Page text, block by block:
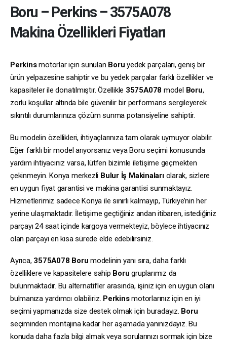
Boru – Perkins–3575A078
Makina Özellikleri Fiyatları
Perkinsmotorlar için sunulan Boru yedek parçaları, geniş bir
ürün yelpazesine sahiptir ve bu yedek parçalar farklı özellikler ve
kapasiteler ile donatılmıştır. Özellikle 3575A078 model Boru,
zorlu koşullar altında bile güvenilir bir performans sergileyerek
sıkıntılı durumlarınıza çözüm sunma potansiyeline sahiptir.
Bu modelin özellikleri, ihtiyaçlarınıza tam olarak uymuyor olabilir.
Eğer farklı bir model arıyorsanız veya Boru seçimi konusunda
yardım ihtiyacınız varsa, lütfen bizimle iletişime geçmekten
çekinmeyin. Konya merkezli Bulur İş Makinalarıolarak, sizlere
en uygun fiyat garantisi ve makina garantisi sunmaktayız.
Hizmetlerimiz sadece Konya ile sınırlı kalmayıp, Türkiye’nin her
yerine ulaşmaktadır. İletişime geçtiğiniz andan itibaren, istediğiniz
parçayı 24 saat içinde kargoya vermekteyiz, böylece ihtiyacınız
olan parçayı en kısa sürede elde edebilirsiniz.
Ayrıca, 3575A078 Boru modelinin yanı sıra, daha farklı
özelliklere ve kapasitelere sahip Boru gruplarımız da
bulunmaktadır. Bu alternatifler arasında, işiniz için en uygun olanı
bulmanıza yardımcı olabiliriz. Perkinsmotorlarınız için en iyi
seçimi yapmanızda size destek olmak için buradayız. Boru
seçiminden montajına kadar her aşamada yanınızdayız. Bu
konuda daha fazla bilgi almak veya sorularınızı sormak için bize